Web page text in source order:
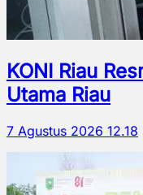
KONI Riau
Utama Riau
7 Agustus 2026 12.18